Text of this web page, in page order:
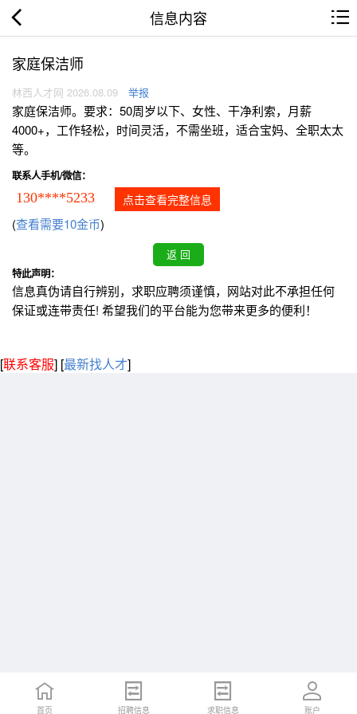
信息内容
家庭保洁师
林西人才网 2026.08.09 举报
家庭保洁师。要求：50周岁以下、女性、干净利索，月薪
4000+，工作轻松，时间灵活，不需坐班，适合宝妈、全职太太
等。
联系人手机/微信：
130****5233 点击查看完整信息
(查看需要10金币)
特此声明：
信息真伪请自行辨别，求职应聘须谨慎，网站对此不承担任何
保证或连带责任! 希望我们的平台能为您带来更多的便利！
[联系客服] [最新找人才]
首页 招聘信息 求职信息 账户